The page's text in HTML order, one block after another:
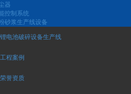
器
控制系统
砂浆生产线设备
锂电池破碎设备生产线
工程案例
荣誉资质